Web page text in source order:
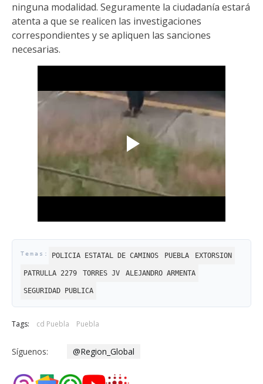
ninguna modalidad. Seguramente la ciudadanía estará
atenta a que se realicen las investigaciones
correspondientes y se apliquen las sanciones
necesarias.
POLICIA ESTATAL DE CAMINOS PUEBLA EXTORSION
PATRULLA 2279 TORRES JV ALEJANDRO ARMENTA
SEGURIDAD PUBLICA
Tags: cd Puebla Puebla
Síguenos: @Region_Global